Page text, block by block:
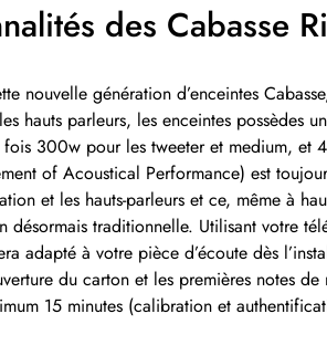
des Cabasse
nouvelle génération d’enceintes
hauts parleurs, les enceintes possèdes
fois 300w pour les tweeter et medium, et
of Acoustical Performance) est
et les hauts-parleurs et ce, même à
désormais traditionnelle. Utilisant votre
adapté à votre pièce d’écoute dès
du carton et les premières notes
15 minutes (calibration et